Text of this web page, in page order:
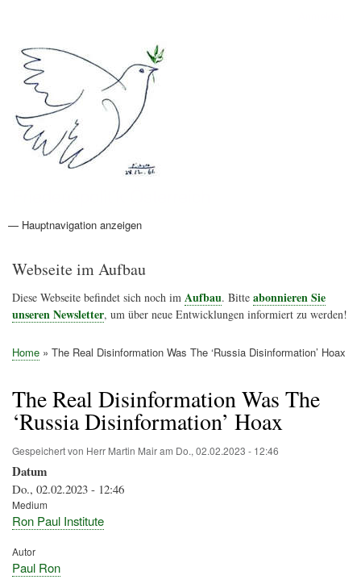
Hauptnavigation
— Hauptnavigation anzeigen
Aktionen
Friedensbewegung
Friedensprojekte
Home
Konflikte
Links
Narichtenlinks
News
Politik
Termine
Texte
Kunst
Friedensexperten
Friedensforschung
Friedensinitiativen
Friedensnachrichten
Webseite im Aufbau
Diese Webseite befindet sich noch im Aufbau. Bitte abonnieren Sie
unseren Newsletter, um über neue Entwicklungen informiert zu werden!
Home The Real Disinformation Was The ‘Russia Disinformation’ Hoax
The Real Disinformation Was The
‘Russia Disinformation’ Hoax
Gespeichert von Herr Martin Mairam Do., 02.02.2023 - 12:46
Datum
Do., 02.02.2023 - 12:46
Medium
Ron Paul Institute
Autor
Paul Ron